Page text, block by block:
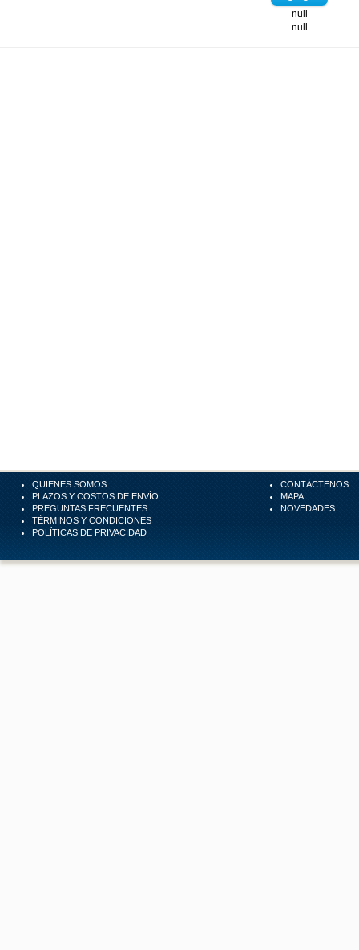
null
null
QUIENES SOMOS
PLAZOS Y COSTOS DE ENVÍO
PREGUNTAS FRECUENTES
TÉRMINOS Y CONDICIONES
POLÍTICAS DE PRIVACIDAD
CONTÁCTENOS
MAPA
NOVEDADES